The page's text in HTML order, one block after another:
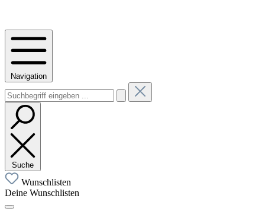
Navigation
Suche
Wunschlisten
Deine Wunschlisten